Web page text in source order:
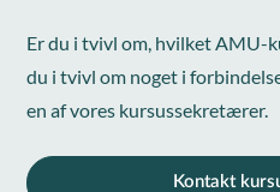
Er du i tvivl om, hvilket AMU-
du i tvivl om noget i
en af vores kursussekretærer.
Kontakt